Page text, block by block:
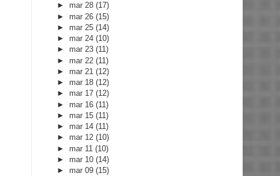
► mar 28(17)
► mar 26(15)
► mar 25(14)
► mar 24(10)
► mar 23(11)
► mar 22(11)
► mar 21(12)
► mar 18(12)
► mar 17(12)
► mar 16(11)
► mar 15(11)
► mar 14(11)
► mar 12(10)
► mar 11(10)
► mar 10(14)
► mar 09(15)